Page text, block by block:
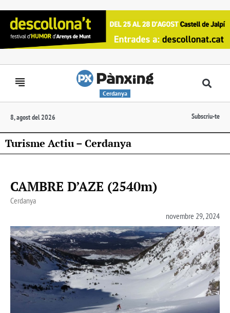
Cerdanya
8, agost del 2026 Subscriu-te
Turisme Actiu – Cerdanya
CAMBRE D’AZE (2540m)
Cerdanya
novembre 29, 2024